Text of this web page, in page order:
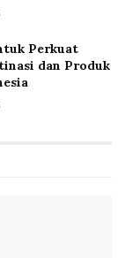
Perkuat
dan Produk